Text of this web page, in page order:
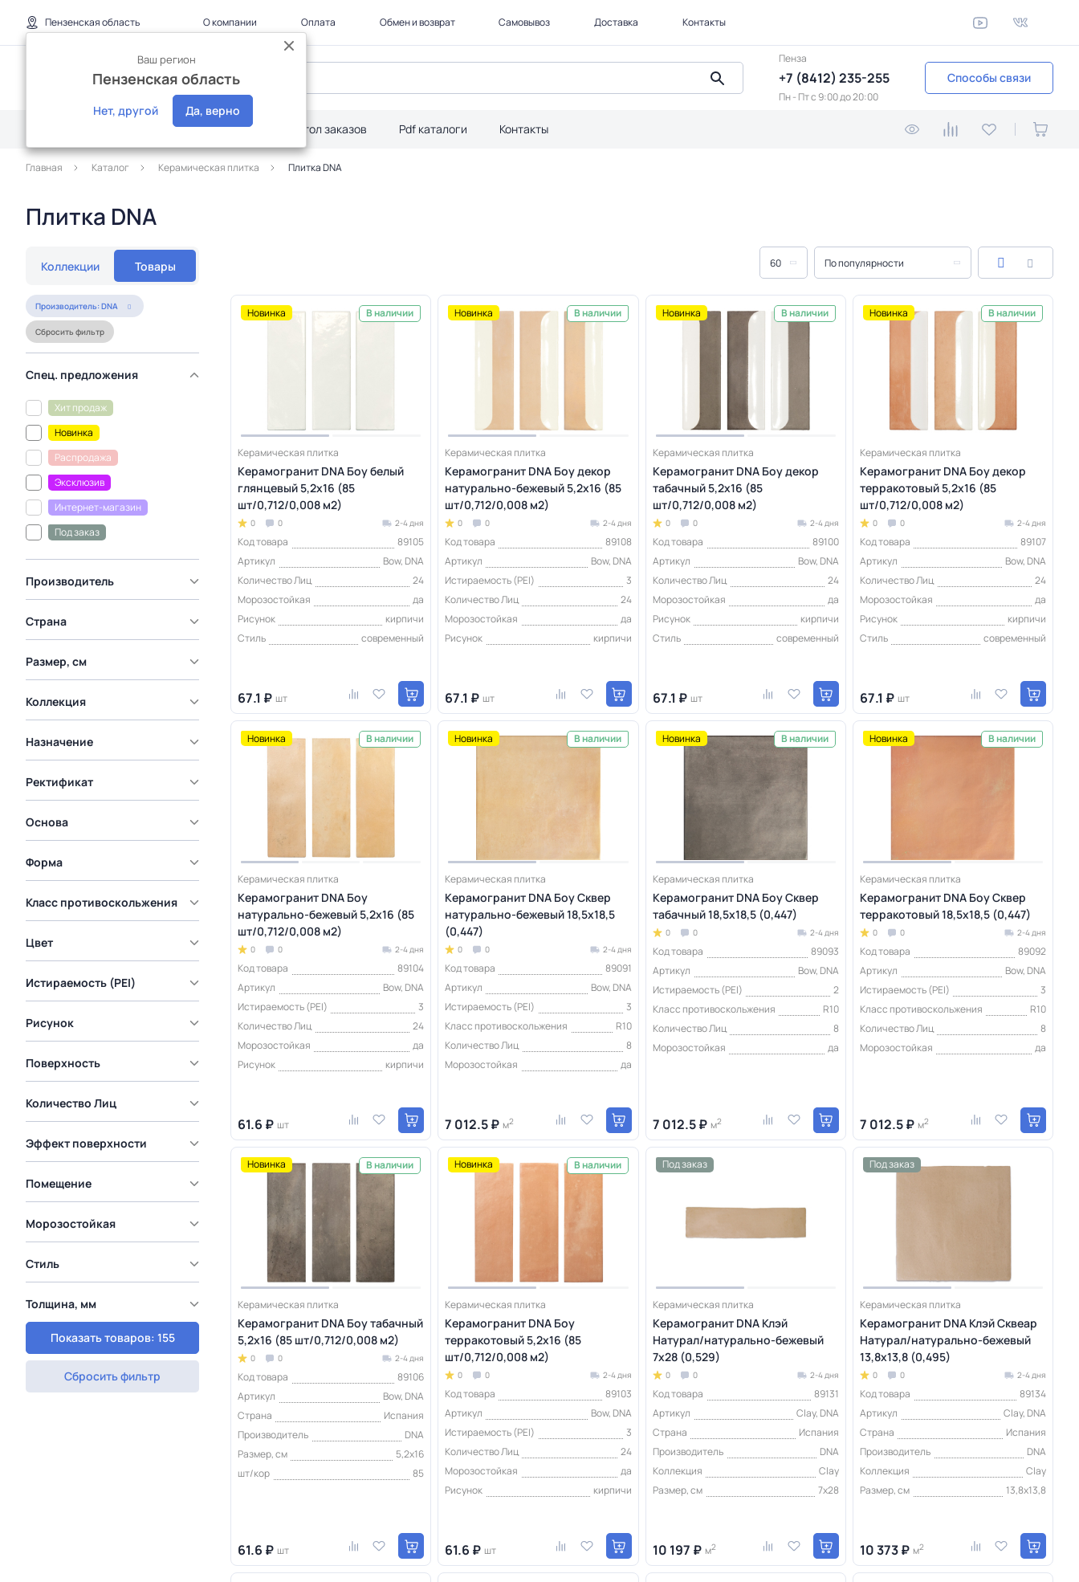
Пензенская область
Ваш регион
Пензенская область
Нет, другой Да, верно
О компании Оплата Обмен и возврат Самовывоз Доставка Контакты
Пенза
+7 (8412) 235-255
Пн - Пт c 9:00 до 20:00
Способы связи
Дилерам Акции Стол заказов Pdf каталоги Контакты
Главная Каталог Керамическая плитка Плитка DNA
Плитка DNA
Коллекции Товары
Производитель: DNA
Сбросить фильтр
Спец. предложения
Хит продаж
Новинка
Распродажа
Эксклюзив
Интернет-магазин
Под заказ
Производитель
Страна
Размер, см
Коллекция
Назначение
Ректификат
Основа
Форма
Класс противоскольжения
Цвет
Истираемость (PEI)
Рисунок
Поверхность
Количество Лиц
Эффект поверхности
Помещение
Морозостойкая
Стиль
Толщина, мм
Показать товаров: 155
Сбросить фильтр
60 По популярности
Новинка В наличии
Керамическая плитка
Керамогранит DNA Боу белый
глянцевый 5,2х16 (85
шт/0,712/0,008 м2)
0 0 2-4 дня
Код товара
89105
Артикул
Bow, DNA
Количество Лиц
24
Морозостойкая
да
Рисунок
кирпичи
Стиль
современный
67.1 ₽ шт
Новинка В наличии
Керамическая плитка
Керамогранит DNA Боу декор
натурально-бежевый 5,2х16 (85
шт/0,712/0,008 м2)
0 0 2-4 дня
Код товара
89108
Артикул
Bow, DNA
Истираемость (PEI)
3
Количество Лиц
24
Морозостойкая
да
Рисунок
кирпичи
67.1 ₽ шт
Новинка В наличии
Керамическая плитка
Керамогранит DNA Боу декор
табачный 5,2х16 (85
шт/0,712/0,008 м2)
0 0 2-4 дня
Код товара
89100
Артикул
Bow, DNA
Количество Лиц
24
Морозостойкая
да
Рисунок
кирпичи
Стиль
современный
67.1 ₽ шт
Новинка В наличии
Керамическая плитка
Керамогранит DNA Боу декор
терракотовый 5,2х16 (85
шт/0,712/0,008 м2)
0 0 2-4 дня
Код товара
89107
Артикул
Bow, DNA
Количество Лиц
24
Морозостойкая
да
Рисунок
кирпичи
Стиль
современный
67.1 ₽ шт
Новинка В наличии
Керамическая плитка
Керамогранит DNA Боу
натурально-бежевый 5,2х16 (85
шт/0,712/0,008 м2)
0 0 2-4 дня
Код товара
89104
Артикул
Bow, DNA
Истираемость (PEI)
3
Количество Лиц
24
Морозостойкая
да
Рисунок
кирпичи
61.6 ₽ шт
Новинка В наличии
Керамическая плитка
Керамогранит DNA Боу Сквер
натурально-бежевый 18,5х18,5
(0,447)
0 0 2-4 дня
Код товара
89091
Артикул
Bow, DNA
Истираемость (PEI)
3
Класс противоскольжения
R10
Количество Лиц
8
Морозостойкая
да
7 012.5 ₽ м2
Новинка В наличии
Керамическая плитка
Керамогранит DNA Боу Сквер
табачный 18,5х18,5 (0,447)
0 0 2-4 дня
Код товара
89093
Артикул
Bow, DNA
Истираемость (PEI)
2
Класс противоскольжения
R10
Количество Лиц
8
Морозостойкая
да
7 012.5 ₽ м2
Новинка В наличии
Керамическая плитка
Керамогранит DNA Боу Сквер
терракотовый 18,5х18,5 (0,447)
0 0 2-4 дня
Код товара
89092
Артикул
Bow, DNA
Истираемость (PEI)
3
Класс противоскольжения
R10
Количество Лиц
8
Морозостойкая
да
7 012.5 ₽ м2
Новинка В наличии
Керамическая плитка
Керамогранит DNA Боу табачный
5,2х16 (85 шт/0,712/0,008 м2)
0 0 2-4 дня
Код товара
89106
Артикул
Bow, DNA
Страна
Испания
Производитель
DNA
Размер, см
5,2x16
шт/кор
85
61.6 ₽ шт
Новинка В наличии
Керамическая плитка
Керамогранит DNA Боу
терракотовый 5,2х16 (85
шт/0,712/0,008 м2)
0 0 2-4 дня
Код товара
89103
Артикул
Bow, DNA
Истираемость (PEI)
3
Количество Лиц
24
Морозостойкая
да
Рисунок
кирпичи
61.6 ₽ шт
Под заказ
Керамическая плитка
Керамогранит DNA Клэй
Натурал/натурально-бежевый
7х28 (0,529)
0 0 2-4 дня
Код товара
89131
Артикул
Clay, DNA
Страна
Испания
Производитель
DNA
Коллекция
Clay
Размер, см
7х28
10 197 ₽ м2
Под заказ
Керамическая плитка
Керамогранит DNA Клэй Сквеар
Натурал/натурально-бежевый
13,8х13,8 (0,495)
0 0 2-4 дня
Код товара
89134
Артикул
Clay, DNA
Страна
Испания
Производитель
DNA
Коллекция
Clay
Размер, см
13,8х13,8
10 373 ₽ м2